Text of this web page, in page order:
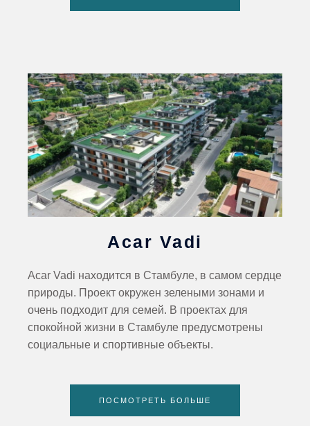
Acar Vadi
Acar Vadi находится в Стамбуле, в самом сердце
природы. Проект окружен зелеными зонами и
очень подходит для семей. В проектах для
спокойной жизни в Стамбуле предусмотрены
социальные и спортивные объекты.
ПОСМОТРЕТЬ БОЛЬШЕ